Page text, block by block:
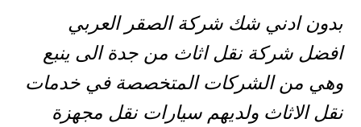
بدون ادني شك شركة الصقر العربي
افضل شركة نقل اثاث من جدة الى ينبع
وهي من الشركات المتخصصة في خدمات
نقل الاثاث ولديهم سيارات نقل مجهزة